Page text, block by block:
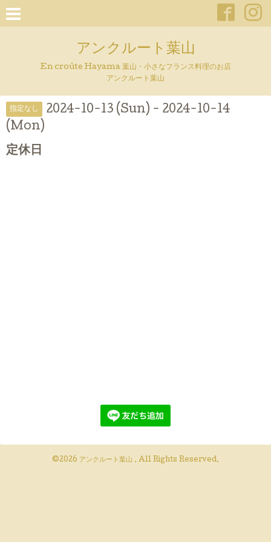
アンクルート葉山
En croûte Hayama 葉山・小さなフランス料理のお店
アンクルート葉山
指定なし
2024-10-13 (Sun) - 2024-10-14
(Mon)
定休日
©2026 アンクルート葉山 . All Rights Reserved.